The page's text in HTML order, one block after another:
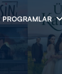
PROGRAMLAR